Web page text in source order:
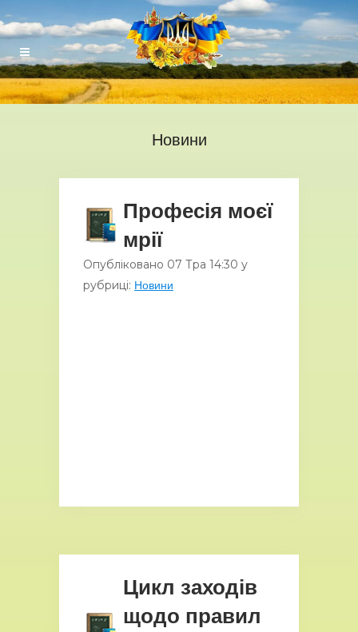
Новини
Професія моєї
мрії
Опубліковано 07 Тра 14:30 у
рубриці: Новини
Цикл заходів
щодо правил